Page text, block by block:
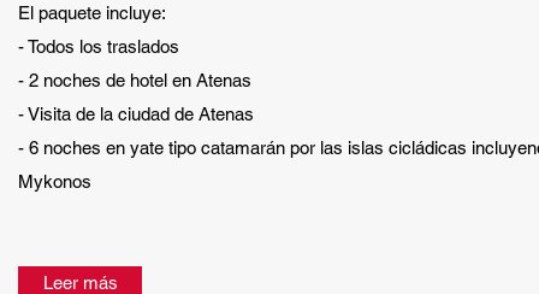
El paquete incluye:
- Todos los traslados
- 2 noches de hotel en Atenas
- Visita de la ciudad de Atenas
- 6 noches en yate tipo catamarán por las islas cicládicas
Mykonos
Leer más